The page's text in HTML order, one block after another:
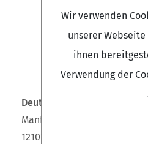
Deutsches Zentrum für
Manfred-von-Richthofen-
12101 Berlin
Wir verwenden
unserer
ihnen
Verwendung der